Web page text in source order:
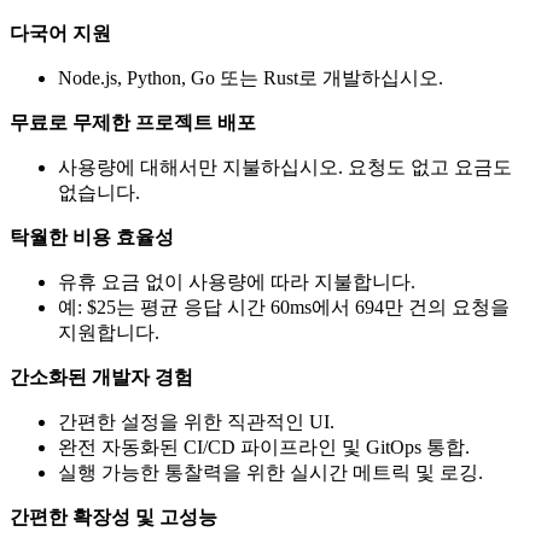
다국어 지원
Node.js, Python, Go 또는 Rust로 개발하십시오.
무료로 무제한 프로젝트 배포
사용량에 대해서만 지불하십시오. 요청도 없고 요금도
없습니다.
탁월한 비용 효율성
유휴 요금 없이 사용량에 따라 지불합니다.
예: $25는 평균 응답 시간 60ms에서 694만 건의 요청을
지원합니다.
간소화된 개발자 경험
간편한 설정을 위한 직관적인 UI.
완전 자동화된 CI/CD 파이프라인 및 GitOps 통합.
실행 가능한 통찰력을 위한 실시간 메트릭 및 로깅.
간편한 확장성 및 고성능